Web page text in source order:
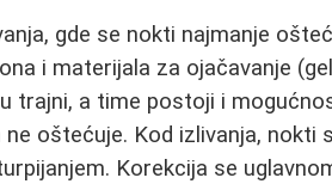
gde se nokti najmanje
i materijala za ojačavanje
trajni, a time postoji i
oštećuje. Kod izlivanja, nokti
Korekcija se